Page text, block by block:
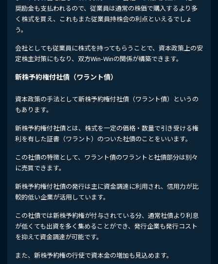
奨励金も支払われるので、従業員は通常の株価で購入するより多
く株式を買え、これもまた従業員持株会の利点といえるでしょ
う。
会社としても従業員に株式を持ってもらうことで、資本政策上の安
定株主対策にもなり、双方Win-Winの関係が構築できます。
新株予約権付社債（ワラント債）
資本政策の手法として新株予約権付社債（ワラント債）というの
もあります。
新株予約権付社債とは、株式を一定の価格・数量で引き受ける権
利を有した証書（ワラント）のついた社債のことをいいます。
この社債の特徴として、ワラント債のワラントと社債部分は別々
に売買できます。
新株予約権付社債の発行は主に資金調達に利用され、信用力が比
較的低い企業が活用しています。
この社債では新株予約権が付与されている分、通常社債より利息
が低くても出資を多く集めることができ、発行企業も発行コスト
を抑えて資金調達が可能です。
また、新株予約権の行使で資本金の増加も見込めます。